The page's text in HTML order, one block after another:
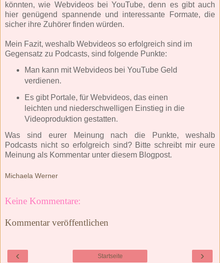
könnten, wie Webvideos bei YouTube, denn es gibt auch
hier genügend spannende und interessante Formate, die
sicher ihre Zuhörer finden würden.
Mein Fazit, weshalb Webvideos so erfolgreich sind im
Gegensatz zu Podcasts, sind folgende Punkte:
Man kann mit Webvideos bei YouTube Geld
verdienen.
Es gibt Portale, für Webvideos, das einen
leichten und niederschwelligen Einstieg in die
Videoproduktion gestatten.
Was sind eurer Meinung nach die Punkte, weshalb
Podcasts nicht so erfolgreich sind? Bitte schreibt mir eure
Meinung als Kommentar unter diesem Blogpost.
Michaela Werner
Keine Kommentare:
Kommentar veröffentlichen
‹ ›
Startseite